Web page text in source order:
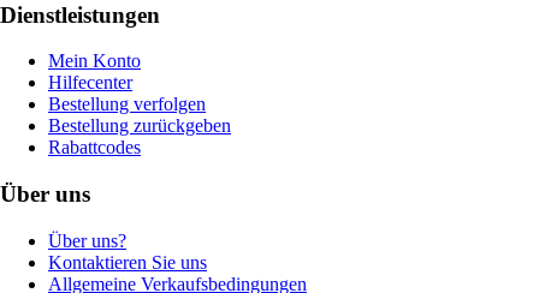
Dienstleistungen
Mein Konto
Hilfecenter
Bestellung verfolgen
Bestellung zurückgeben
Rabattcodes
Über uns
Über uns?
Kontaktieren Sie uns
Allgemeine Verkaufsbedingungen